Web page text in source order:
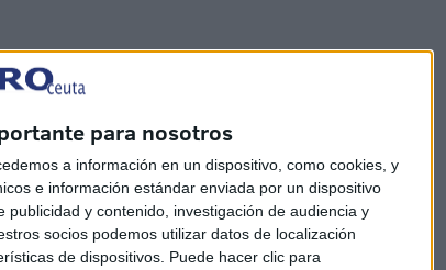
para nosotros
a información en un dispositivo, como cookies, y
e información estándar enviada por un dispositivo
y contenido, investigación de audiencia y
socios podemos utilizar datos de localización
de dispositivos. Puede hacer clic para
porcentaje que
año en el mundo, el
desciende
algún tipo de